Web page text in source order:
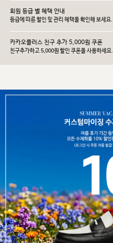
회원 등급 별 혜택 안내
등급에 따른 할인 및 관리 헤택을 확인해 보세요.
카카오플러스 친구 추가 5,000원 쿠폰
친구추가하고 5,000원 할인 쿠폰을 사용하세요.